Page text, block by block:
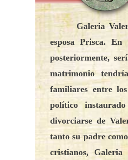
Galeria
esposa Prisca.
posteriormente,
matrimonio
familiares entre
político
divorciarse de
tanto su padre
cristianos, Galeria